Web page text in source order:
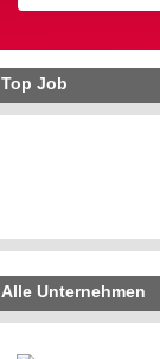
Top Job
Alle Unternehmen